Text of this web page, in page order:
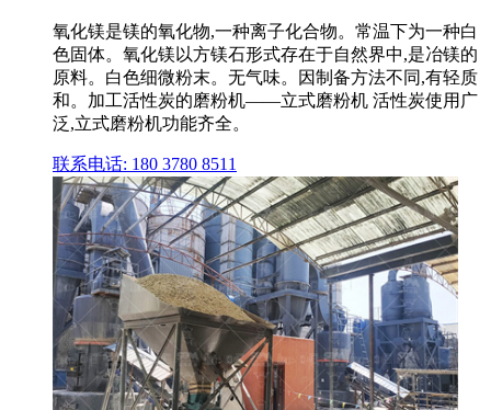
氧化镁是镁的氧化物,一种离子化合物。常温下为一种白
色固体。氧化镁以方镁石形式存在于自然界中,是冶镁的
原料。白色细微粉末。无气味。因制备方法不同,有轻质
和。加工活性炭的磨粉机——立式磨粉机 活性炭使用广
泛,立式磨粉机功能齐全。
联系电话: 180 3780 8511